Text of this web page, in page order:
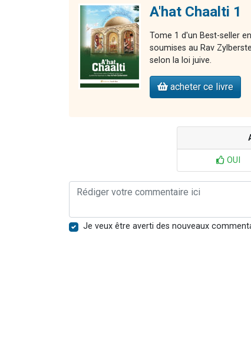
A'hat Chaalti 1
Tome 1 d'un Best-seller
soumises au Rav
selon la loi juive.
acheter ce livre
OUI
Je veux être averti des nouveaux